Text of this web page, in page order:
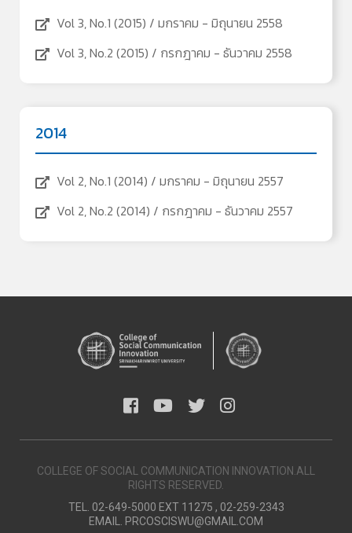
Vol 3, No.1 (2015) / มกราคม - มิถุนายน 2558
Vol 3, No.2 (2015) / กรกฎาคม - ธันวาคม 2558
2014
Vol 2, No.1 (2014) / มกราคม - มิถุนายน 2557
Vol 2, No.2 (2014) / กรกฎาคม - ธันวาคม 2557
COLLEGE OF SOCIAL COMMUNICATION INNOVATION.ALL
RIGHTS RESERVED.
TEL. 02-649-5000 EXT 11275 , 02-259-2343
EMAIL.
PRCOSCISWU@GMAIL.COM